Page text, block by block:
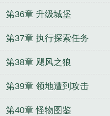
第36章 升级城堡
第37章 执行探索任务
第38章 飓风之狼
第39章 领地遭到攻击
第40章 怪物图鉴